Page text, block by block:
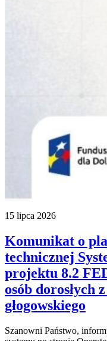
15 lipca 2026
Komunikat o
technicznej
projektu 8.2
osób dorosłych
głogowskiego
Szanowni Państwo,